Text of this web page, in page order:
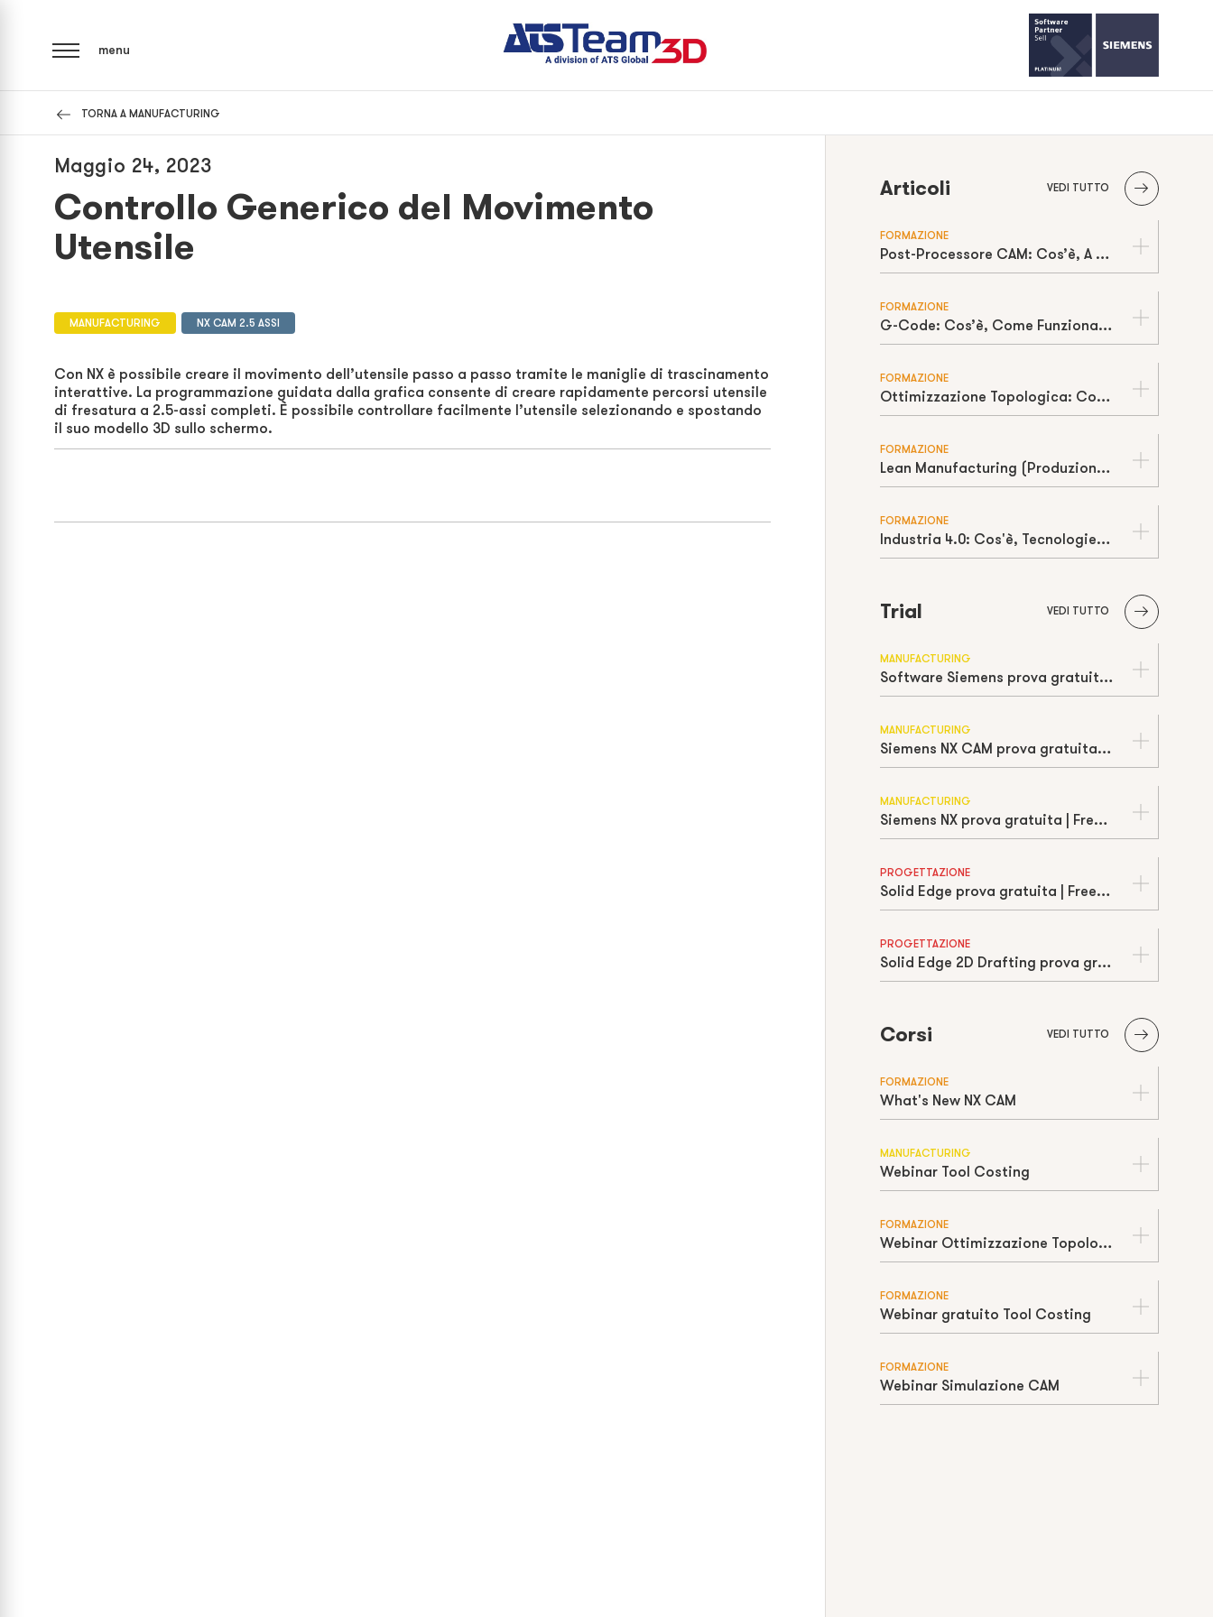
menu
TORNA A MANUFACTURING
Maggio 24, 2023
Controllo Generico del Movimento
Utensile
MANUFACTURING NX CAM 2.5 ASSI
Con NX è possibile creare il movimento dell’utensile passo a passo tramite le maniglie di trascinamento
interattive. La programmazione guidata dalla grafica consente di creare rapidamente percorsi utensile
di fresatura a 2.5-assi completi. È possibile controllare facilmente l’utensile selezionando e spostando
il suo modello 3D sullo schermo.
Articoli VEDI TUTTO
FORMAZIONE
Post-Processore CAM: Cos’è, A Cosa Serve e Come Evita Errori in Macchina
FORMAZIONE
G-Code: Cos’è, Come Funziona e Comandi Principali per CNC
FORMAZIONE
Ottimizzazione Topologica: Cos'è e Come Rivoluziona il Design
FORMAZIONE
Lean Manufacturing (Produzione Snella): Cos'è, Principi e Strumenti
FORMAZIONE
Industria 4.0: Cos'è, Tecnologie Abilitanti e Vantaggi
Trial VEDI TUTTO
MANUFACTURING
Software Siemens prova gratuita | Free trial
MANUFACTURING
Siemens NX CAM prova gratuita | Free trial
MANUFACTURING
Siemens NX prova gratuita | Free trial
PROGETTAZIONE
Solid Edge prova gratuita | Free trial
PROGETTAZIONE
Solid Edge 2D Drafting prova gratuita | Free trial
Corsi VEDI TUTTO
FORMAZIONE
What's New NX CAM
MANUFACTURING
Webinar Tool Costing
FORMAZIONE
Webinar Ottimizzazione Topologica
FORMAZIONE
Webinar gratuito Tool Costing
FORMAZIONE
Webinar Simulazione CAM